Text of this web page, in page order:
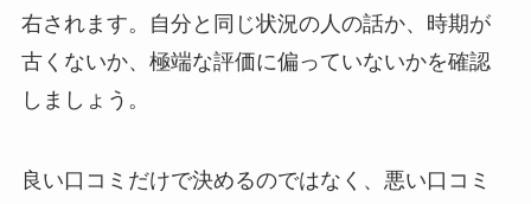
右されます。自分と同じ状況の人の話か、時期が
古くないか、極端な評価に偏っていないかを確認
しましょう。
良い口コミだけで決めるのではなく、悪い口コミ